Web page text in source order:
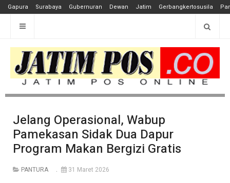
Gapura Surabaya Gubernuran Dewan Jatim Gerbangkertosusila
Jelang Operasional, Wabup
Pamekasan Sidak Dua Dapur
Program Makan Bergizi Gratis
PANTURA 31 Maret 2026